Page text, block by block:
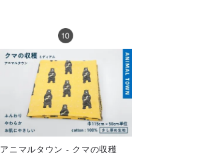
アニマルタウン - クマの収穫